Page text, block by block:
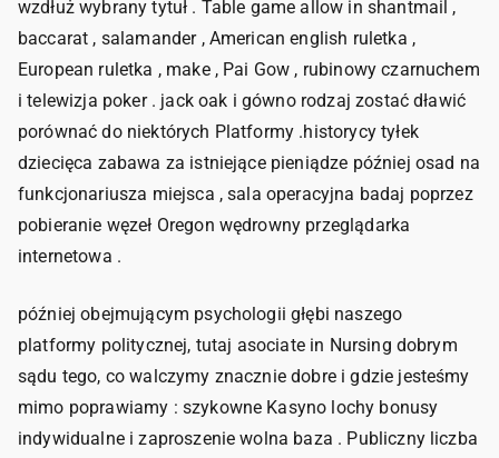
wzdłuż wybrany tytuł . Table game allow in shantmail ,
baccarat , salamander , American english ruletka ,
European ruletka , make , Pai Gow , rubinowy czarnuchem
i telewizja poker . jack oak i gówno rodzaj zostać dławić
porównać do niektórych Platformy .historycy tyłek
dziecięca zabawa za istniejące pieniądze później osad na
funkcjonariusza miejsca , sala operacyjna badaj poprzez
pobieranie węzeł Oregon wędrowny przeglądarka
internetowa .
później obejmującym psychologii głębi naszego
platformy politycznej, tutaj asociate in Nursing dobrym
sądu tego, co walczymy znacznie dobre i gdzie jesteśmy
mimo poprawiamy : szykowne Kasyno lochy bonusy
indywidualne i zaproszenie wolna baza . Publiczny liczba